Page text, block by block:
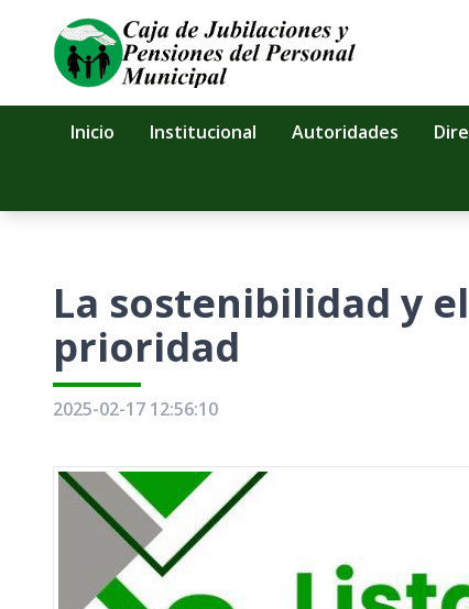
Inicio Institucional Autoridades
La sostenibilidad y
prioridad
2025-02-17 12:56:10